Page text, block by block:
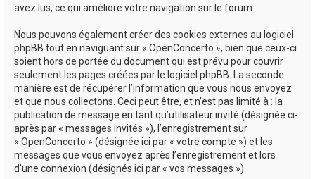
avez lus, ce qui améliore votre navigation sur le forum.
Nous pouvons également créer des cookies externes au logiciel
phpBB tout en naviguant sur « OpenConcerto », bien que ceux-ci
soient hors de portée du document qui est prévu pour couvrir
seulement les pages créées par le logiciel phpBB. La seconde
manière est de récupérer l’information que vous nous envoyez
et que nous collectons. Ceci peut être, et n’est pas limité à : la
publication de message en tant qu’utilisateur invité (désignée ci-
après par « messages invités »), l’enregistrement sur
« OpenConcerto » (désignée ici par « votre compte ») et les
messages que vous envoyez après l’enregistrement et lors
d’une connexion (désignés ici par « vos messages »).